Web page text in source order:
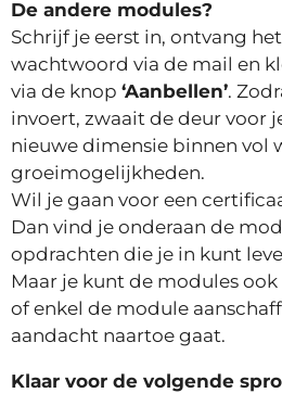
De andere modules?
Schrijf je eerst in, ontvang
wachtwoord via de mail en
via de knop ‘Aanbellen’.
invoert, zwaait de deur voor
nieuwe dimensie binnen vol
groeimogelijkheden.
Wil je gaan voor een
Dan vind je onderaan de
opdrachten die je in kunt
Maar je kunt de modules
of enkel de module
aandacht naartoe gaat.
Klaar voor de volgende